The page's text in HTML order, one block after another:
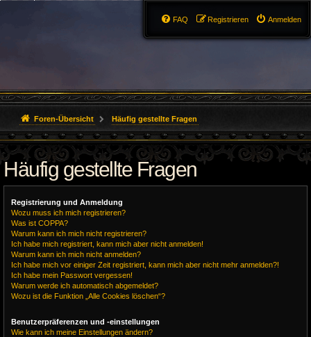
Anmelden
Registrieren
FAQ
Foren-Übersicht Häufig gestellte Fragen
Häufig gestellte Fragen
Registrierung und Anmeldung
Wozu muss ich mich registrieren?
Was ist COPPA?
Warum kann ich mich nicht registrieren?
Ich habe mich registriert, kann mich aber nicht anmelden!
Warum kann ich mich nicht anmelden?
Ich habe mich vor einiger Zeit registriert, kann mich aber nicht mehr anmelden?!
Ich habe mein Passwort vergessen!
Warum werde ich automatisch abgemeldet?
Wozu ist die Funktion „Alle Cookies löschen“?
Benutzerpräferenzen und -einstellungen
Wie kann ich meine Einstellungen ändern?